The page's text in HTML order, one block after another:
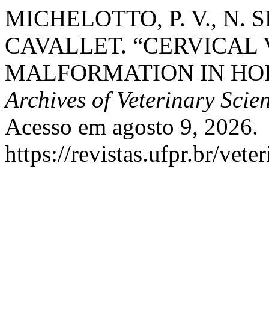
MICHELOTTO, P. V., N.
CAVALLET. “CERVICAL
MALFORMATION IN
Archives of Veterinary
Acesso em agosto 9, 2026.
https://revistas.ufpr.br/